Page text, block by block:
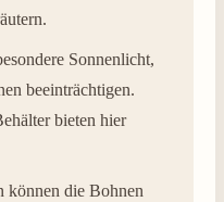
Sonnenlicht,
beeinträchtigen.
bieten hier
können die Bohnen